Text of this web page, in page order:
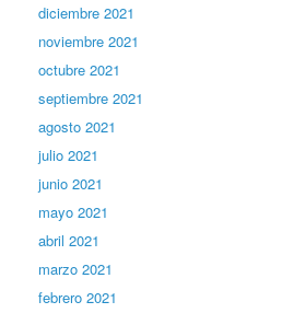
diciembre 2021
noviembre 2021
octubre 2021
septiembre 2021
agosto 2021
julio 2021
junio 2021
mayo 2021
abril 2021
marzo 2021
febrero 2021